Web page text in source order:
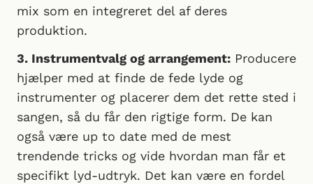
mix som en integreret del af deres
produktion.
3. Instrumentvalg og arrangement: Producere
hjælper med at finde de fede lyde og
instrumenter og placerer dem det rette sted i
sangen, så du får den rigtige form. De kan
også være up to date med de mest
trendende tricks og vide hvordan man får et
specifikt lyd-udtryk. Det kan være en fordel